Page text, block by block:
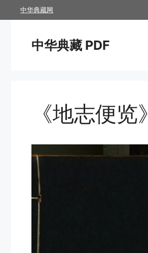
至
中华典藏网
中华典藏 PDF
《地志便